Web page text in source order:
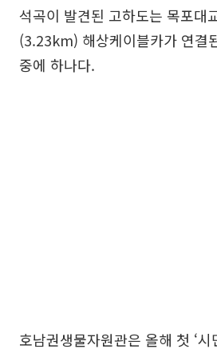
석곡이 발견된 고하도는 목포대
(3.23km) 해상케이블카가 연결
중에 하나다.
호남권생물자원관은 올해 첫 ‘